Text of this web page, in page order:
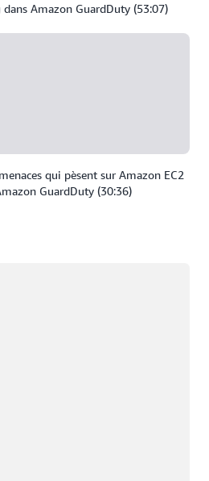
Amazon GuardDuty (53:07)
qui pèsent sur Amazon EC2
GuardDuty (30:36)